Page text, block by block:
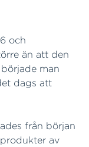
och
än att den
man
dags att
från början
av